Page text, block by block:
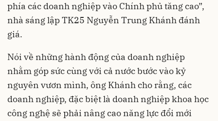
phía các doanh nghiệp vào Chính phủ tăng cao”,
nhà sáng lập TK25 Nguyễn Trung Khánh đánh
giá.
Nói về những hành động của doanh nghiệp
nhằm góp sức cùng với cả nước bước vào kỷ
nguyên vươn mình, ông Khánh cho rằng, các
doanh nghiệp, đặc biệt là doanh nghiệp khoa học
công nghệ sẽ phải nâng cao năng lực đổi mới